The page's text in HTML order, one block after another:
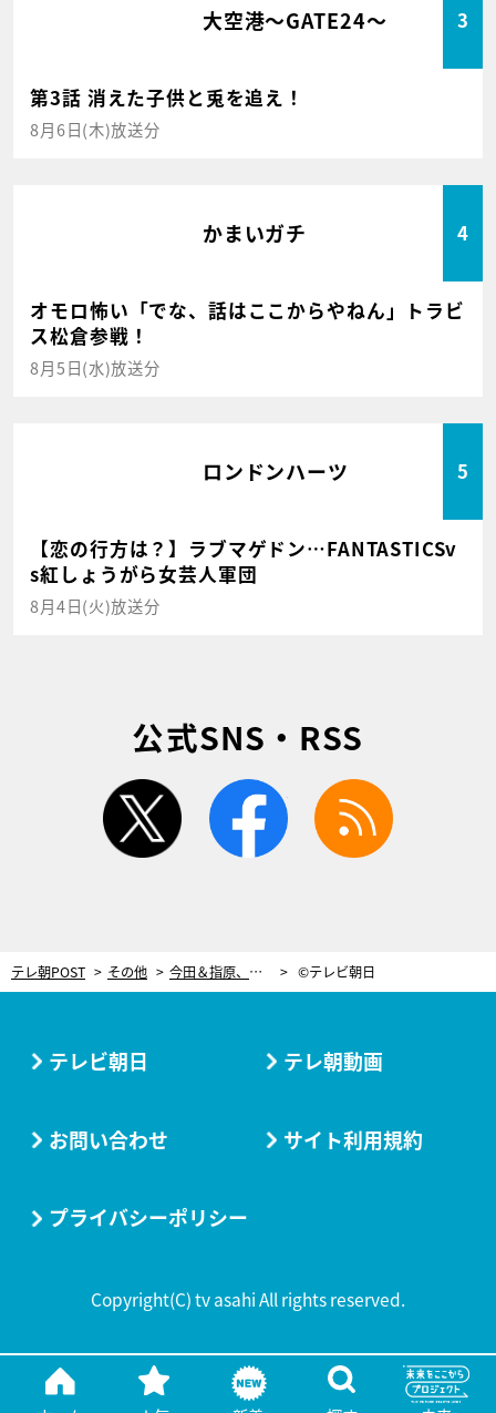
大空港～GATE24～ 3
第3話 消えた子供と兎を追え！
8月6日(木)放送分
かまいガチ 4
オモロ怖い「でな、話はここからやねん」トラビ
ス松倉参戦！
8月5日(水)放送分
ロンドンハーツ 5
【恋の行方は？】ラブマゲドン…FANTASTICSv
s紅しょうがら女芸人軍団
8月4日(火)放送分
公式SNS・RSS
twitter facebook
テレ朝POST その他 今田＆指原、本領発揮?! 深夜帯の番組でダーク＆下世話なジャンルにも果敢に挑戦！ ©テレビ朝日
テレビ朝日 テレ朝動画
お問い合わせ サイト利用規約
プライバシーポリシー
Copyright(C) tv asahi All rights reserved.